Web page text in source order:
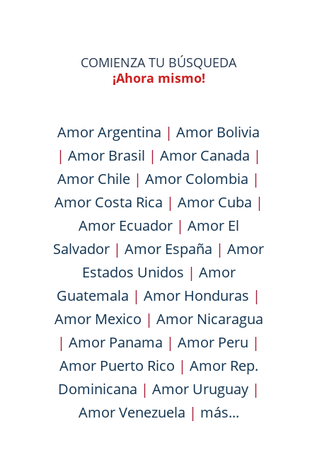
COMIENZA TU BÚSQUEDA
¡Ahora mismo!
Amor Argentina | Amor Bolivia
| Amor Brasil | Amor Canada |
Amor Chile | Amor Colombia |
Amor Costa Rica | Amor Cuba |
Amor Ecuador| Amor El
Salvador | Amor España | Amor
Estados Unidos | Amor
Guatemala | Amor Honduras |
Amor Mexico | Amor Nicaragua
| Amor Panama | Amor Peru |
Amor Puerto Rico | Amor Rep.
Dominicana | Amor Uruguay|
Amor Venezuela | más...